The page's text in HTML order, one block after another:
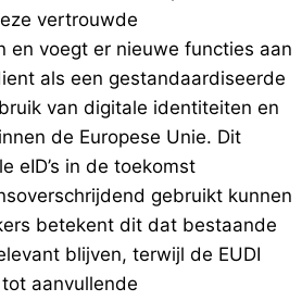
vertrouwde
en voegt er nieuwe functies aan
als een gestandaardiseerde
van digitale identiteiten en
de Europese Unie. Dit
eID’s in de toekomst
gebruikt kunnen
betekent dit dat bestaande
blijven, terwijl de EUDI
aanvullende